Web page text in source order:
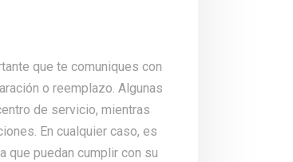
que te comuniques con
o reemplazo. Algunas
de servicio, mientras
En cualquier caso, es
que puedan cumplir con su